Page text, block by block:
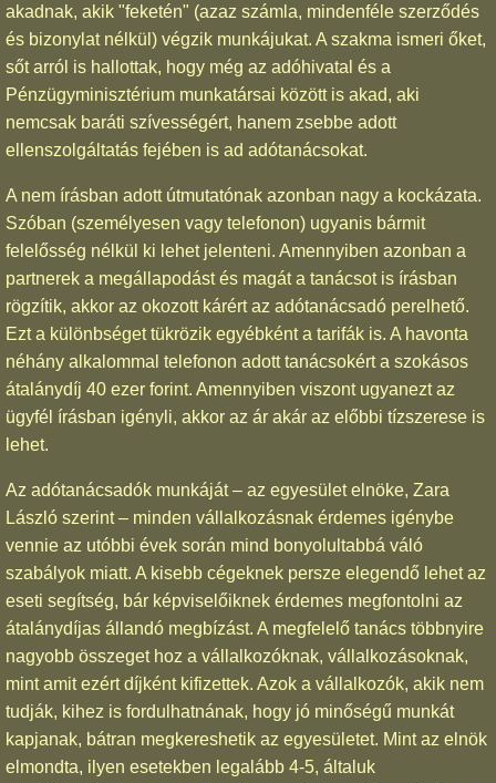
akadnak, akik "feketén" (azaz számla, mindenféle szerződés
és bizonylat nélkül) végzik munkájukat. A szakma ismeri őket,
sőt arról is hallottak, hogy még az adóhivatal és a
Pénzügyminisztérium munkatársai között is akad, aki
nemcsak baráti szívességért, hanem zsebbe adott
ellenszolgáltatás fejében is ad adótanácsokat.
A nem írásban adott útmutatónak azonban nagy a kockázata.
Szóban (személyesen vagy telefonon) ugyanis bármit
felelősség nélkül ki lehet jelenteni. Amennyiben azonban a
partnerek a megállapodást és magát a tanácsot is írásban
rögzítik, akkor az okozott kárért az adótanácsadó perelhető.
Ezt a különbséget tükrözik egyébként a tarifák is. A havonta
néhány alkalommal telefonon adott tanácsokért a szokásos
átalánydíj 40 ezer forint. Amennyiben viszont ugyanezt az
ügyfél írásban igényli, akkor az ár akár az előbbi tízszerese is
lehet.
Az adótanácsadók munkáját – az egyesület elnöke, Zara
László szerint – minden vállalkozásnak érdemes igénybe
vennie az utóbbi évek során mind bonyolultabbá váló
szabályok miatt. A kisebb cégeknek persze elegendő lehet az
eseti segítség, bár képviselőiknek érdemes megfontolni az
átalánydíjas állandó megbízást. A megfelelő tanács többnyire
nagyobb összeget hoz a vállalkozóknak, vállalkozásoknak,
mint amit ezért díjként kifizettek. Azok a vállalkozók, akik nem
tudják, kihez is fordulhatnának, hogy jó minőségű munkát
kapjanak, bátran megkereshetik az egyesületet. Mint az elnök
elmondta, ilyen esetekben legalább 4-5, általuk